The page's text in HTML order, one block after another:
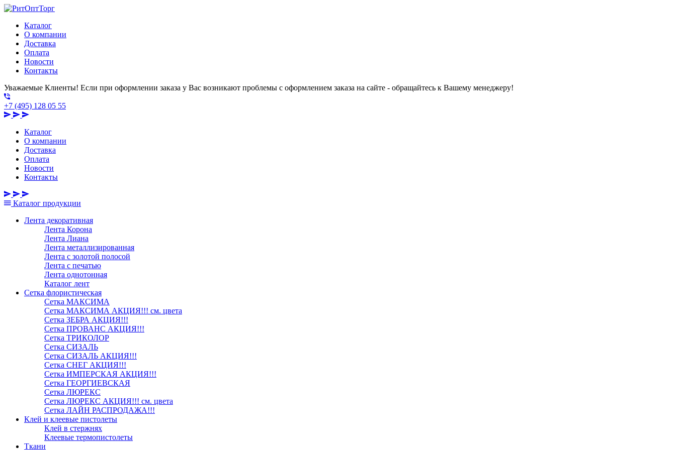
Каталог
О компании
Доставка
Оплата
Новости
Контакты
Уважаемые Клиенты! Если при оформлении заказа у Вас возникают проблемы с оформлением заказа на сайте - обращайтесь к Вашему менеджеру!
+7 (495) 128 05 55
Каталог
О компании
Доставка
Оплата
Новости
Контакты
Каталог продукции
Лента декоративная
Лента Корона
Лента Лиана
Лента металлизированная
Лента с золотой полосой
Лента с печатью
Лента однотонная
Каталог лент
Сетка флористическая
Сетка МАКСИМА
Сетка МАКСИМА АКЦИЯ!!! см. цвета
Сетка ЗЕБРА АКЦИЯ!!!
Сетка ПРОВАНС АКЦИЯ!!!
Сетка ТРИКОЛОР
Сетка СИЗАЛЬ
Сетка СИЗАЛЬ АКЦИЯ!!!
Сетка СНЕГ АКЦИЯ!!!
Сетка ИМПЕРСКАЯ АКЦИЯ!!!
Сетка ГЕОРГИЕВСКАЯ
Сетка ЛЮРЕКС
Сетка ЛЮРЕКС АКЦИЯ!!! см. цвета
Сетка ЛАЙН РАСПРОДАЖА!!!
Клей и клеевые пистолеты
Клей в стержнях
Клеевые термопистолеты
Ткани